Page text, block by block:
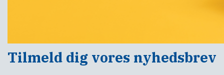
Tilmeld dig vores nyhedsbrev